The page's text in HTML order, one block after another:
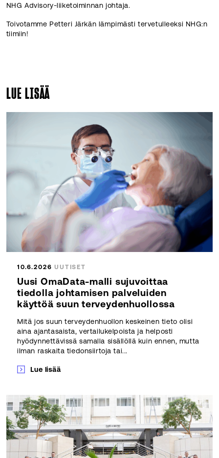
NHG Advisory-liiketoiminnan johtaja.
Toivotamme Petteri Järkän lämpimästi tervetulleeksi NHG:n
tiimiin!
LUE LISÄÄ
10.6.2026 UUTISET
Uusi OmaData-malli sujuvoittaa
tiedolla johtamisen palveluiden
käyttöä suun terveydenhuollossa
Mitä jos suun terveydenhuollon keskeinen tieto olisi
aina ajantasaista, vertailukelpoista ja helposti
hyödynnettävissä samalla sisällöllä kuin ennen, mutta
ilman raskaita tiedonsiirtoja tai...
Lue lisää